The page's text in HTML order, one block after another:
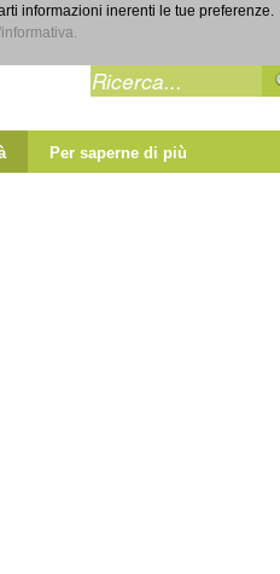
Per saperne di più
informazioni inerenti le tue preferenze.